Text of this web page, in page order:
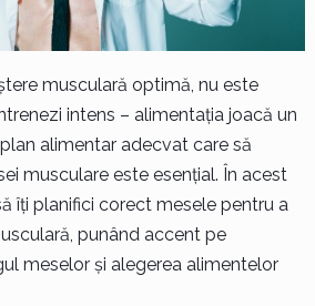
musculară optimă, nu este
intens – alimentația joacă un
alimentar adecvat care să
musculare este esențial. În acest
îți planifici corect mesele pentru a
punând accent pe
meselor și alegerea alimentelor